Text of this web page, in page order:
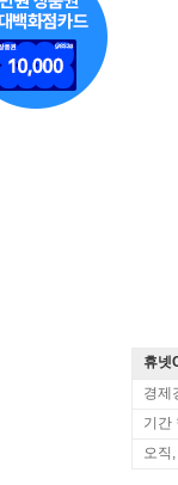
휴넷
경제
기간
오직